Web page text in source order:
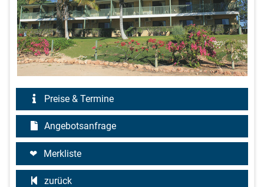
Preise & Termine
Angebotsanfrage
Merkliste
zurück